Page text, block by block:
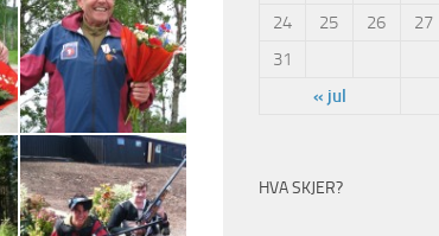
24
25 26 27
31
« jul
HVA SKJER?